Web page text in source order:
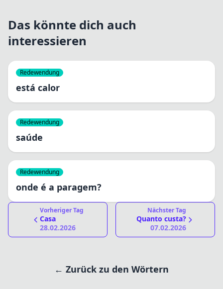
Das könnte dich auch
interessieren
Redewendung
está calor
Redewendung
saúde
Redewendung
onde é a paragem?
Vorheriger Tag
Casa
28.02.2026
Nächster Tag
Quanto custa?
07.02.2026
← Zurück zu den Wörtern